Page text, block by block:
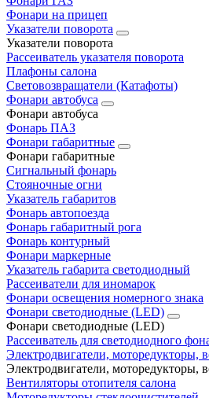
Фонари на прицеп
Указатели поворота
Указатели поворота
Рассеиватель указателя поворота
Плафоны салона
Световозвращатели (Катафоты)
Фонари автобуса
Фонари автобуса
Фонарь ПАЗ
Фонари габаритные
Фонари габаритные
Сигнальный фонарь
Стояночные огни
Указатель габаритов
Фонарь автопоезда
Фонарь габаритный рога
Фонарь контурный
Фонари маркерные
Указатель габарита светодиодный
Рассеиватели для иномарок
Фонари освещения номерного знака
Фонари светодиодные (LED)
Фонари светодиодные (LED)
Рассеиватель для светодиодного
Электродвигатели, моторедукторы,
Электродвигатели, моторедукторы,
Вентиляторы отопителя салона